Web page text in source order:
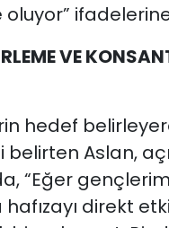
VE
hedef
Aslan,
“Eğer
direkt